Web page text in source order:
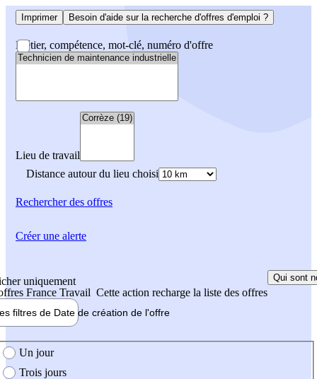
Imprimer Besoin d'aide sur la recherche d'offres d'emploi ?
Métier, compétence, mot-clé, numéro d'offre
Lieu de travail
Distance autour du lieu choisi
Rechercherdes offres
uniquement
France Travail Cette action recharge la liste des offres
Qui sont
filtres de Date de création de l'offre
création de l'offre
Un jour
Trois jours
Créer une alerte